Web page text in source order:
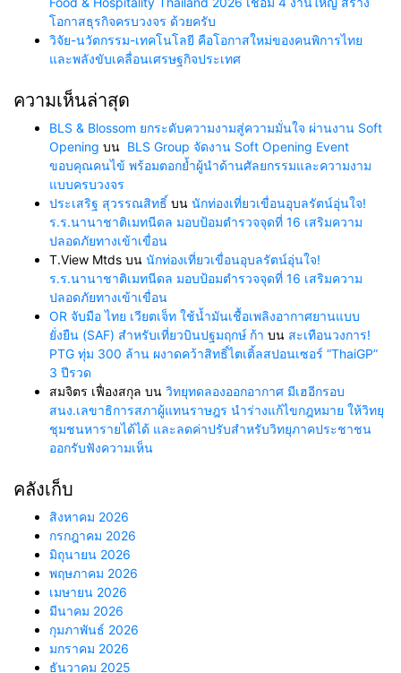
โอกาสธุรกิจครบวงจร ด้วยครับ
วิจัย-นวัตกรรม-เทคโนโลยี คือโอกาสใหม่ของคนพิการไทย
และพลังขับเคลื่อนเศรษฐกิจประเทศ
ความเห็นล่าสุด
BLS & Blossom ยกระดับความงามสู่ความมั่นใจ ผ่านงาน Soft
Opening บน BLS Group จัดงาน Soft Opening Event
ขอบคุณคนไข้ พร้อมตอกย้ำผู้นำด้านศัลยกรรมและความงาม
แบบครบวงจร
ประเสริฐ สุวรรณสิทธิ์ บน นักท่องเที่ยวเขื่อนอุบลรัตน์อุ่นใจ!
ร.ร.นานาชาติเมทนีดล มอบป้อมตำรวจจุดที่ 16 เสริมความ
ปลอดภัยทางเข้าเขื่อน
T.View Mtds บน นักท่องเที่ยวเขื่อนอุบลรัตน์อุ่นใจ!
ร.ร.นานาชาติเมทนีดล มอบป้อมตำรวจจุดที่ 16 เสริมความ
ปลอดภัยทางเข้าเขื่อน
OR จับมือ ไทย เวียตเจ็ท ใช้น้ำมันเชื้อเพลิงอากาศยานแบบ
ยั่งยืน (SAF) สำหรับเที่ยวบินปฐมฤกษ์ ก้า บน สะเทือนวงการ!
PTG ทุ่ม 300 ล้าน ผงาดคว้าสิทธิ์ไตเติ้ลสปอนเซอร์ “ThaiGP”
3 ปีรวด
สมจิตร เฟื่องสกุล บน วิทยุทดลองออกอากาศ มีเฮอีกรอบ
สนง.เลขาธิการสภาผู้แทนราษฎร นำร่างแก้ไขกฎหมาย ให้วิทยุ
ชุมชนหารายได้ได้ และลดค่าปรับสำหรับวิทยุภาคประชาชน
ออกรับฟังความเห็น
คลังเก็บ
สิงหาคม 2026
กรกฎาคม 2026
มิถุนายน 2026
พฤษภาคม 2026
เมษายน 2026
มีนาคม 2026
กุมภาพันธ์ 2026
มกราคม 2026
ธันวาคม 2025